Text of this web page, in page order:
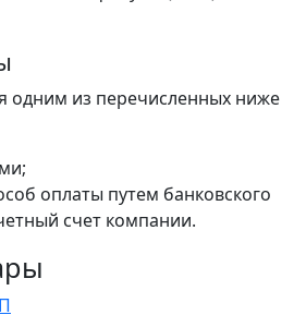
одним из перечисленных ниже
оплаты путем банковского
счет компании.